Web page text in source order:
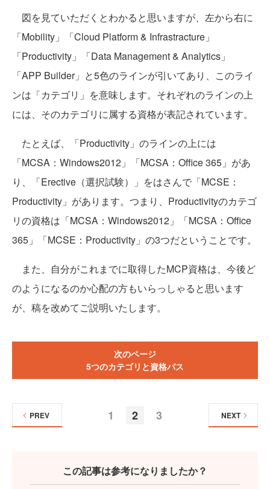
図を見ていただくとわかると思いますが、左から右に
「Mobility」「Cloud Platform & Infrastracture」
「Productivity」「Data Management & Analytics」
「APP Builder」と5色のラインが引いてあり、このライ
ンは「カテゴリ」を意味します。それぞれのラインの上
には、そのカテゴリに属する資格が表記されています。
たとえば、「Productivity」のラインの上には
「MCSA：Windows2012」「MCSA：Office 365」があ
り、「Erective（選択試験）」をはさんで「MCSE：
Productivity」があります。つまり、Productivityのカテゴ
リの資格は「MCSA：Windows2012」「MCSA：Office
365」「MCSE：Productivity」の3つだということです。
また、自分がこれまでに取得したMCP資格は、今後ど
のようになるのか心配の方もいらっしゃると思います
が、稿を改めてご説明いたします。
次のページ
5つのカテゴリと資格パス
1 2 3
PREV NEXT
この記事は参考になりましたか？